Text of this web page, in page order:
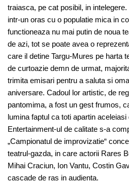
traiasca, pe cat posibil, in
intr-un oras cu o populatie mica in
functioneaza nu mai putin de noua
de azi, tot se poate avea o
care il detine Targu-Mures pe harta
de curtoazie demn de urmat,
trimita emisari pentru a saluta si
aniversare. Cadoul lor artistic, de
pantomima, a fost un gest frumos,
lumina faptul ca toti apartin
Entertainment-ul de calitate s-a
„Campionatul de improvizatie“
teatrul-gazda, in care actorii Rares
Mihai Craciun, Ion Vantu, Costin
cascade de ras in audienta.